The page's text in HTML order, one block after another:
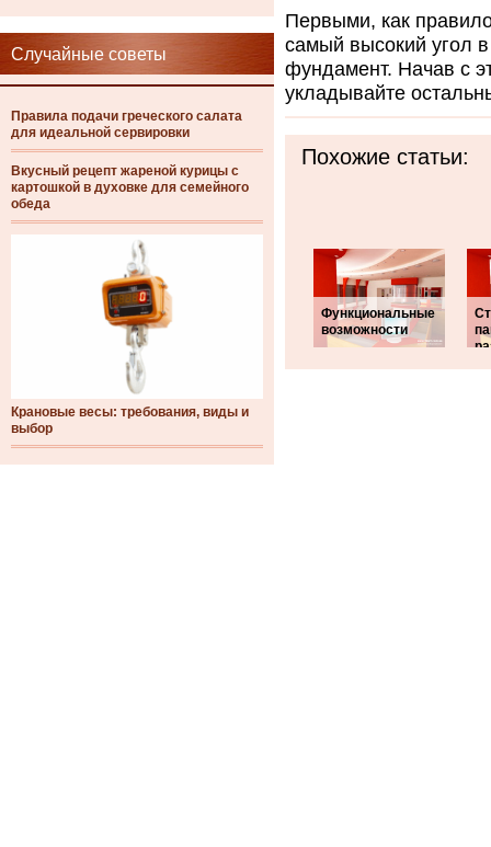
Случайные советы
Правила подачи греческого салата
для идеальной сервировки
Вкусный рецепт жареной курицы с
картошкой в духовке для семейного
обеда
Крановые весы: требования, виды и
выбор
Первыми, как
самый высокий угол
фундамент. Начав с
укладывайте
Похожие статьи:
Функциональные
возможности